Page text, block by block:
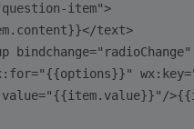
item">
text>